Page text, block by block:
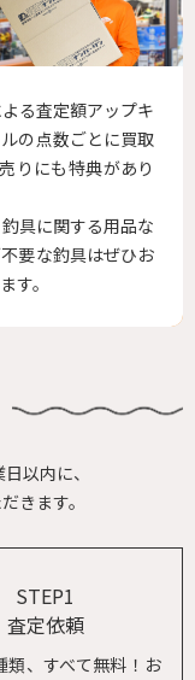
る査定額アップキ
の点数ごとに買取
りにも特典があり
具に関する用品な
要な釣具はぜひお
す。
以内に、
きます。
STEP1
査定依頼
類、すべて無料！お